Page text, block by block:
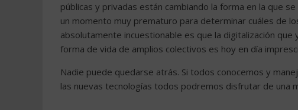
públicas y privadas están cambiando la forma en la que
un momento muy prematuro para determinar cuáles de
absolutamente incuestionable es que la digitalización
forma de vida de amplios colectivos es hoy en día
Nadie puede quedarse atrás. Si todos conocemos y
las nuevas tecnologías todos podremos disfrutar de una